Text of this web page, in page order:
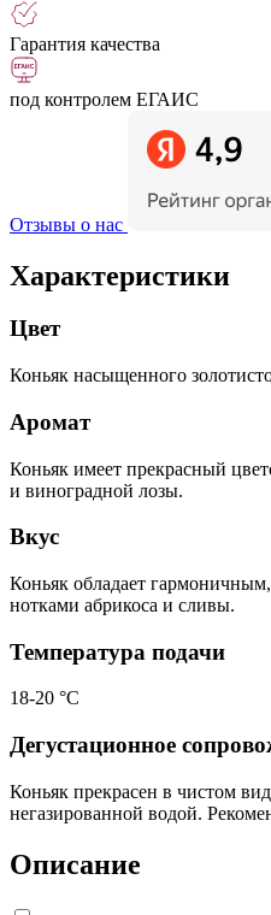
Гарантия качества
под контролем ЕГАИС
Отзывы о нас
Характеристики
Цвет
Коньяк насыщенного
Аромат
Коньяк имеет прекрасный
и виноградной лозы.
Вкус
Коньяк обладает
нотками абрикоса и сливы.
Температура подачи
18-20 °С
Дегустационное
Коньяк прекрасен в чистом
негазированной водой.
Описание